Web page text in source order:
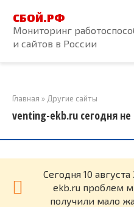
контенту
СБОЙ.РФ
Мониторинг
и сайтов в России
Главная » Другие сайты
venting-ekb.ru сегодня не
Cегодня 10
ekb.ru проблем
получили мало